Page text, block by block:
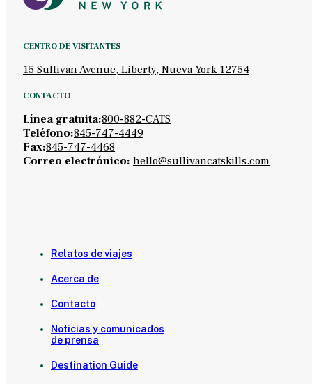
CENTRO DE VISITANTES
15 Sullivan Avenue, Liberty, Nueva York 12754
CONTACTO
Línea gratuita:800-882-CATS
Teléfono:845-747-4449
Fax:845-747-4468
Correo electrónico: hello@sullivancatskills.com
Relatos de viajes
Acerca de
Contacto
Noticias y comunicados
de prensa
Destination Guide